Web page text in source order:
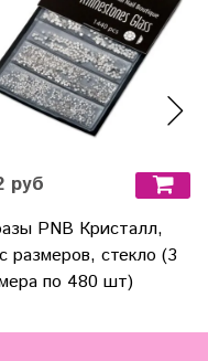
руб
PNB Кристалл,
размеров, стекло (3
по 480 шт)